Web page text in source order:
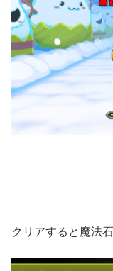
クリアすると魔法